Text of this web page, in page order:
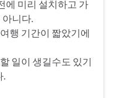
에 미리 설치하고 가
니다.
행 기간이 짧았기에
일이 생길수도 있기
.